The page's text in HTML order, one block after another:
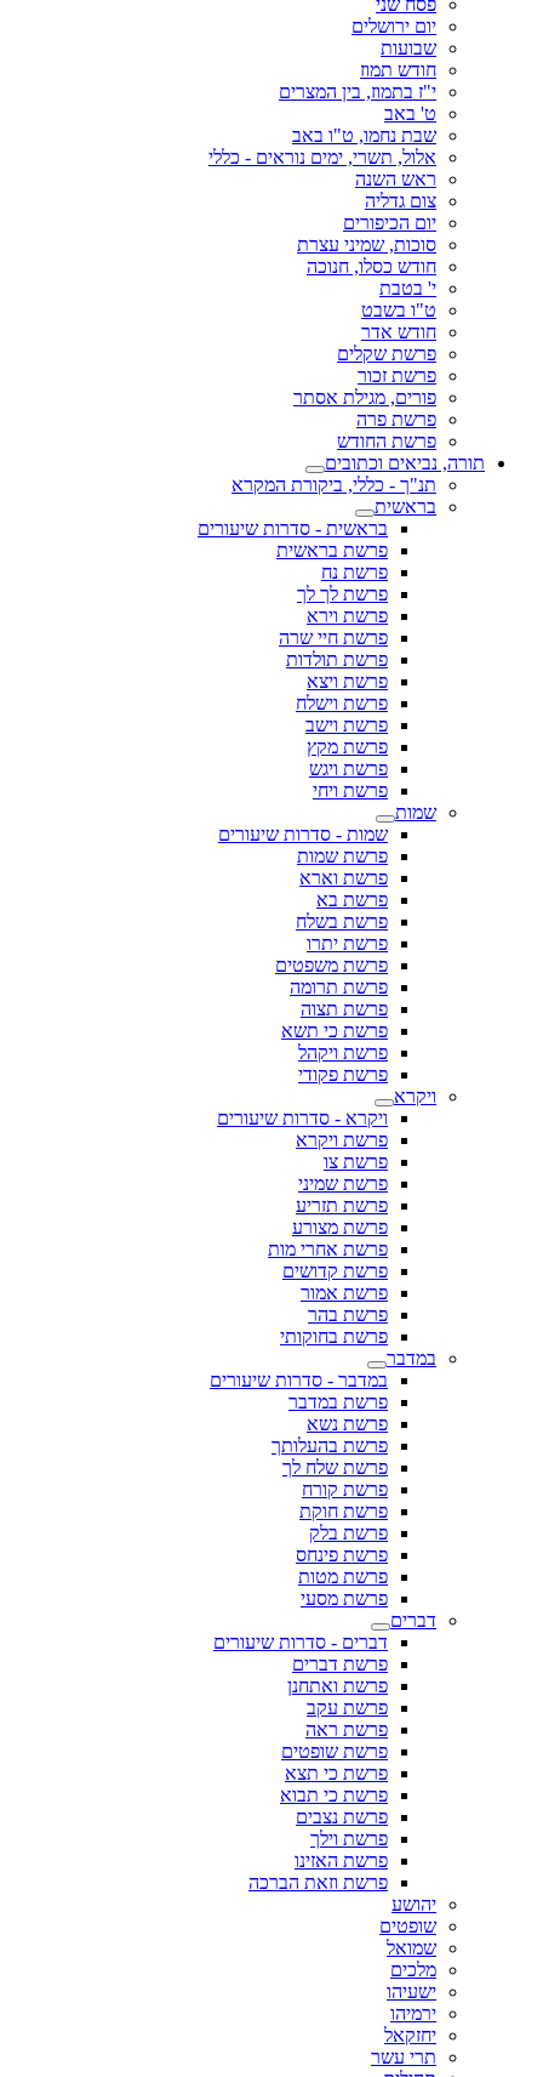
פסח שני
יום ירושלים
שבועות
חודש תמוז
י"ז בתמוז, בין המצרים
ט' באב
שבת נחמו, ט"ו באב
אלול, תשרי, ימים נוראים - כללי
ראש השנה
צום גדליה
יום הכיפורים
סוכות, שמיני עצרת
חודש כסלו, חנוכה
י' בטבת
ט"ו בשבט
חודש אדר
פרשת שקלים
פרשת זכור
פורים, מגילת אסתר
פרשת פרה
פרשת החודש
תורה, נביאים וכתובים
תנ"ך - כללי, ביקורת המקרא
בראשית
בראשית - סדרות שיעורים
פרשת בראשית
פרשת נח
פרשת לך לך
פרשת וירא
פרשת חיי שרה
פרשת תולדות
פרשת ויצא
פרשת וישלח
פרשת וישב
פרשת מקץ
פרשת ויגש
פרשת ויחי
שמות
שמות - סדרות שיעורים
פרשת שמות
פרשת וארא
פרשת בא
פרשת בשלח
פרשת יתרו
פרשת משפטים
פרשת תרומה
פרשת תצוה
פרשת כי תשא
פרשת ויקהל
פרשת פקודי
ויקרא
ויקרא - סדרות שיעורים
פרשת ויקרא
פרשת צו
פרשת שמיני
פרשת תזריע
פרשת מצורע
פרשת אחרי מות
פרשת קדושים
פרשת אמור
פרשת בהר
פרשת בחוקותי
במדבר
במדבר - סדרות שיעורים
פרשת במדבר
פרשת נשא
פרשת בהעלותך
פרשת שלח לך
פרשת קורח
פרשת חוקת
פרשת בלק
פרשת פינחס
פרשת מטות
פרשת מסעי
דברים
דברים - סדרות שיעורים
פרשת דברים
פרשת ואתחנן
פרשת עקב
פרשת ראה
פרשת שופטים
פרשת כי תצא
פרשת כי תבוא
פרשת נצבים
פרשת וילך
פרשת האזינו
פרשת וזאת הברכה
יהושע
שופטים
שמואל
מלכים
ישעיהו
ירמיהו
יחזקאל
תרי עשר